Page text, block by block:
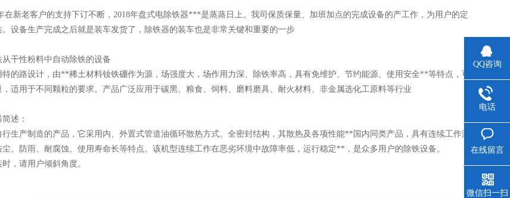
在新老客户的支持下订不断，2018年盘式电除铁器***是蒸蒸日上。我司保质保量、加班加点的完成设备的产工作，为用户的定
设备生产完成之后就是装车发货了，除铁器的装车也是非常关键和重要的一步
从干性粉料中自动除铁的设备
的路设计，由**稀土材料钕铁硼作为源，场强度大，场作用力深、除铁率高，具有免维护、节约能源、使用安全**等特点，可
适用于不同颗粒的要求。产品广泛应用于碳黑、粮食、饲料、磨料磨具、耐火材料、非金属选化工原料等行业
述：
生产制造的产品，它采用内、外置式管道油循环散热方式。全密封结构，其散热及各项性能**国内同类产品，具有连续工作温
、防雨、耐腐蚀、使用寿命长等特点。该机型连续工作在恶劣环境中故障率低，运行稳定**，是众多用户的除铁设备。
，请用户倾斜角度。
QQ咨询
电话
在线留言
微信扫一扫